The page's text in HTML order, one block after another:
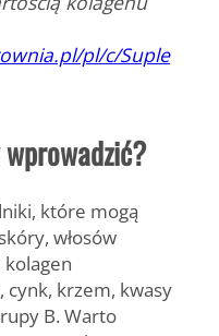
pl/c/Suple
które mogą
włosów
cynk, krzem, kwasy
B. Warto